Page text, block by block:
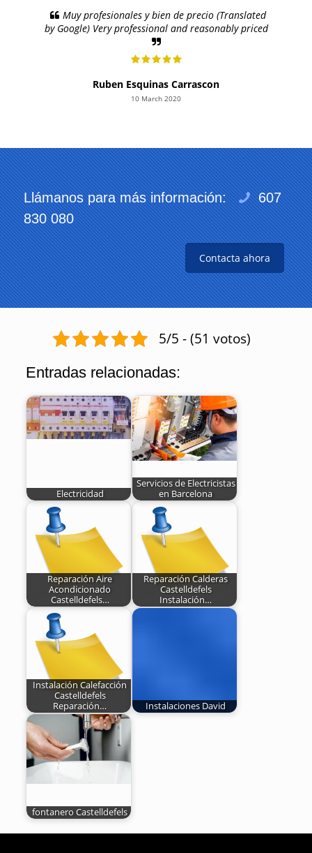
Muy profesionales y bien de precio (Translated
by Google) Very professional and reasonably priced
Ruben Esquinas Carrascon
10 March 2020
Llámanos para más información:
607
830 080
Contacta ahora
5/5 - (51 votos)
Entradas relacionadas:
Electricidad
Servicios de Electricistas
en Barcelona
Reparación Aire
Acondicionado
Castelldefels…
Reparación Calderas
Castelldefels
Instalación…
Instalación Calefacción
Castelldefels
Reparación…
Instalaciones David
fontanero Castelldefels